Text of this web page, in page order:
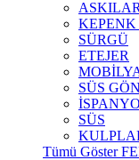
ASKILAR
SÜRGÜ
ETEJER
SÜS
SÜS
Tümü Göster